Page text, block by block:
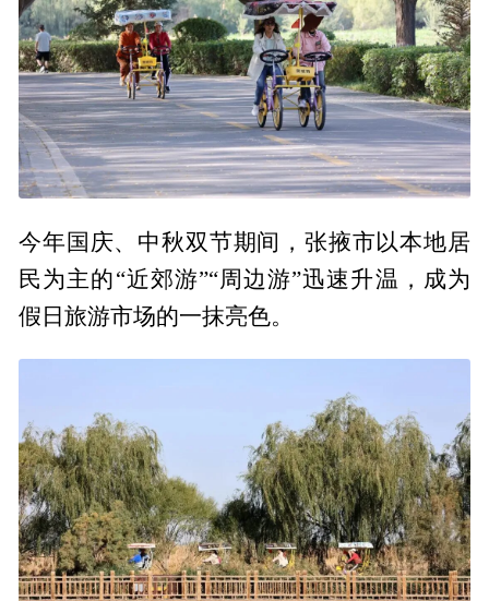
今年国庆、中秋双节期间，张掖市以本地居
民为主的“近郊游”“周边游”迅速升温，成为
假日旅游市场的一抹亮色。